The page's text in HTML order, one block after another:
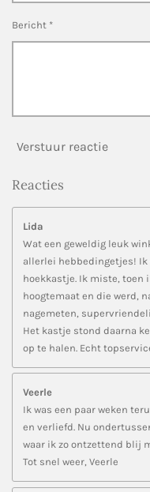
Bericht *
Verstuur reactie
Reacties
Lida
Wat een geweldig leuk
allerlei hebbedingetjes!
hoekkastje. Ik miste, toen
hoogtemaat en die werd,
nagemeten,
Het kastje stond daarna
op te halen. Echt
Veerle
Ik was een paar weken
en verliefd. Nu
waar ik zo ontzettend blij
Tot snel weer, Veerle